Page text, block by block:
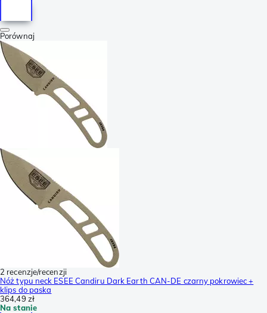
Porównaj
2 recenzje/recenzji
Nóż typu neck ESEE Candiru Dark Earth CAN-DE czarny pokrowiec +
klips do paska
364,49 zł
Na stanie